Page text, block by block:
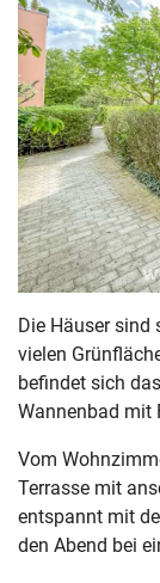
Die Häuser sind
vielen
befindet sich
Wannenbad mit
Vom
Terrasse mit
entspannt mit
den Abend bei